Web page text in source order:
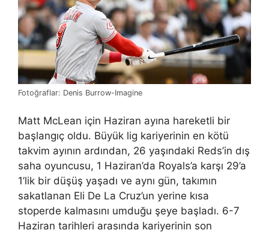
Fotoğraflar: Denis Burrow-Imagine
Matt McLean için Haziran ayına hareketli bir
başlangıç ​​oldu. Büyük lig kariyerinin en kötü
takvim ayının ardından, 26 yaşındaki Reds’in dış
saha oyuncusu, 1 Haziran’da Royals’a karşı 29’a
1’lik bir düşüş yaşadı ve aynı gün, takımın
sakatlanan Eli De La Cruz’un yerine kısa
stoperde kalmasını umduğu şeye başladı. 6-7
Haziran tarihleri ​​​​arasında kariyerinin son